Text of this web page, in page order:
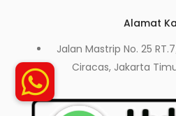
Alamat
Jalan Mastrip No. 25
Ciracas, Jakarta